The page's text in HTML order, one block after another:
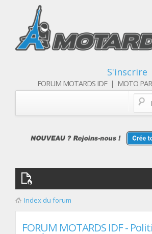
S'inscrire
FORUM MOTARDS IDF | MOTO
Qui sommes nous
Les membres
Index du forum
FORUM MOTARDS IDF -